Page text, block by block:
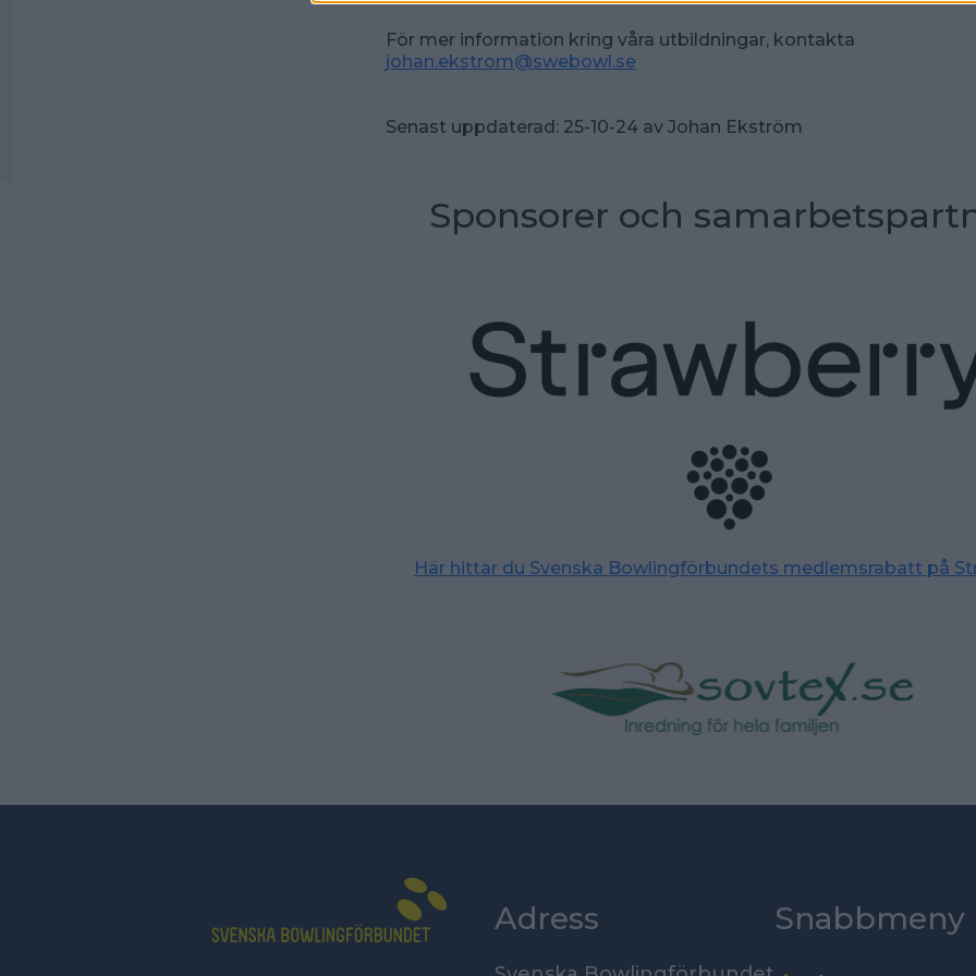
För mer information kring våra utbildningar, kontakta
johan.ekstrom@swebowl.se
Senast uppdaterad: 25-10-24 av Johan Ekström
Sponsorer och
Här hittar du Svenska Bowlingförbundets medlemsrabatt på
Adress Snabbmeny